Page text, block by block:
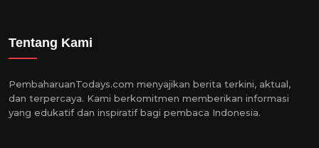
Tentang Kami
PembaharuanTodays.com menyajikan berita terkini, aktual,
dan terpercaya. Kami berkomitmen memberikan informasi
yang edukatif dan inspiratif bagi pembaca Indonesia.